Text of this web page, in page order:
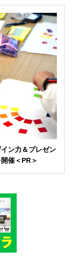
ン力＆プレゼン
催＜PR＞